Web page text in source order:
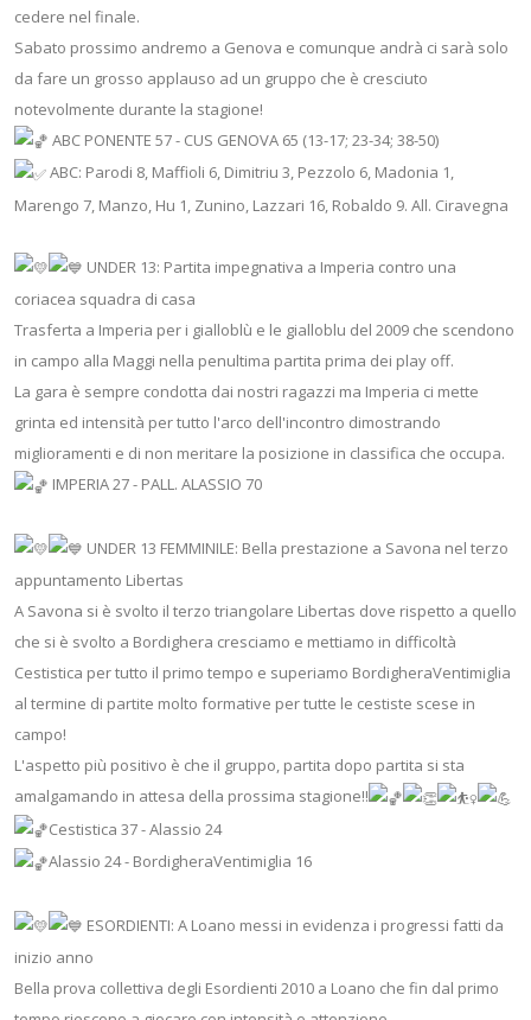
cedere nel finale.
Sabato prossimo andremo a Genova e comunque andrà ci sarà solo
da fare un grosso applauso ad un gruppo che è cresciuto
notevolmente durante la stagione!
ABC PONENTE 57 - CUS GENOVA 65 (13-17; 23-34; 38-50)
ABC: Parodi 8, Maffioli 6, Dimitriu 3, Pezzolo 6, Madonia 1,
Marengo 7, Manzo, Hu 1, Zunino, Lazzari 16, Robaldo 9. All. Ciravegna
UNDER 13: Partita impegnativa a Imperia contro una
coriacea squadra di casa
Trasferta a Imperia per i gialloblù e le gialloblu del 2009 che scendono
in campo alla Maggi nella penultima partita prima dei play off.
La gara è sempre condotta dai nostri ragazzi ma Imperia ci mette
grinta ed intensità per tutto l'arco dell'incontro dimostrando
miglioramenti e di non meritare la posizione in classifica che occupa.
IMPERIA 27 - PALL. ALASSIO 70
UNDER 13 FEMMINILE: Bella prestazione a Savona nel terzo
appuntamento Libertas
A Savona si è svolto il terzo triangolare Libertas dove rispetto a quello
che si è svolto a Bordighera cresciamo e mettiamo in difficoltà
Cestistica per tutto il primo tempo e superiamo BordigheraVentimiglia
al termine di partite molto formative per tutte le cestiste scese in
campo!
L'aspetto più positivo è che il gruppo, partita dopo partita si sta
amalgamando in attesa della prossima stagione!!
Cestistica 37 - Alassio 24
Alassio 24 - BordigheraVentimiglia 16
ESORDIENTI: A Loano messi in evidenza i progressi fatti da
inizio anno
Bella prova collettiva degli Esordienti 2010 a Loano che fin dal primo